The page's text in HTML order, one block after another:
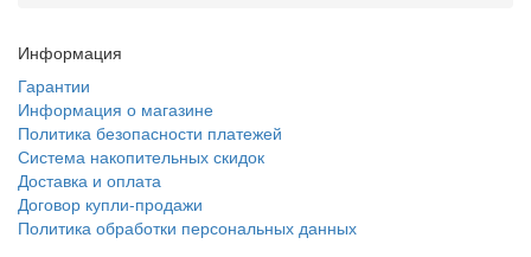
Информация
Гарантии
Информация о магазине
Политика безопасности платежей
Система накопительных скидок
Доставка и оплата
Договор купли-продажи
Политика обработки персональных данных